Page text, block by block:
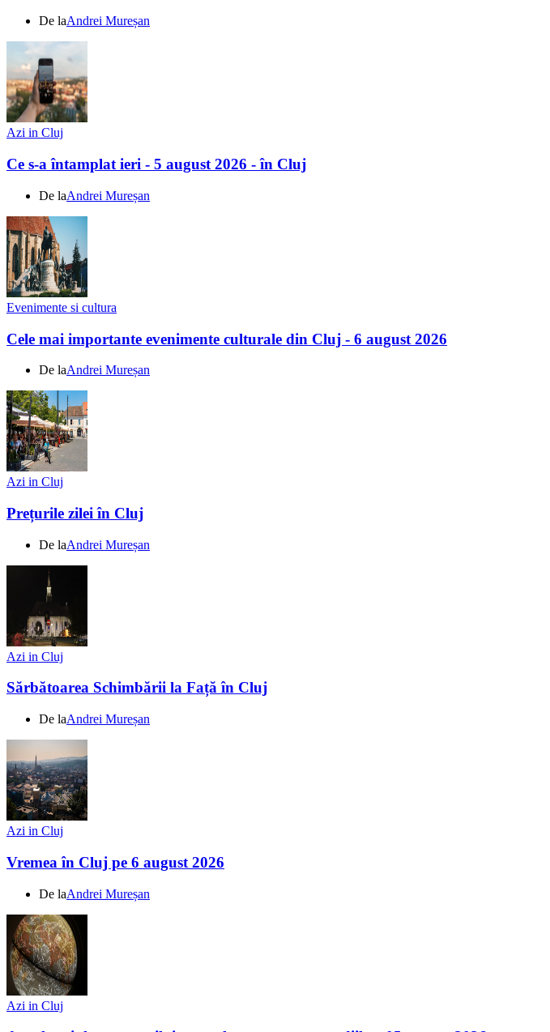
De laAndrei Mureșan
Azi in Cluj
Ce s-a întamplat ieri - 5 august 2026 - în Cluj
De laAndrei Mureșan
Evenimente si cultura
Cele mai importante evenimente culturale din Cluj - 6 august 2026
De laAndrei Mureșan
Azi in Cluj
Prețurile zilei în Cluj
De laAndrei Mureșan
Azi in Cluj
Sărbătoarea Schimbării la Față în Cluj
De laAndrei Mureșan
Azi in Cluj
Vremea în Cluj pe 6 august 2026
De laAndrei Mureșan
Azi in Cluj